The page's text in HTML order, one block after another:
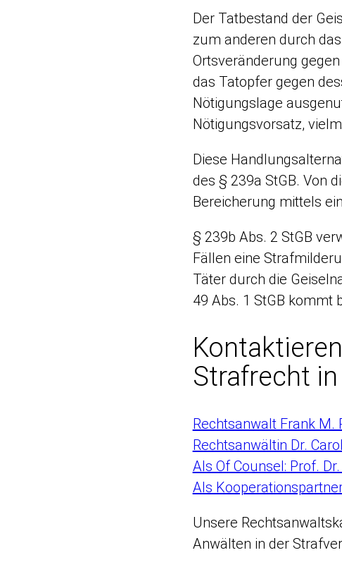
Der Tatbestand der
zum anderen durch
Ortsveränderung
das Tatopfer gegen
Nötigungslage
Nötigungsvorsatz,
Diese
des § 239a StGB. Von
Bereicherung mittels
§ 239b Abs. 2 StGB
Fällen eine
Täter durch die
49 Abs. 1 StGB kommt
Strafrecht
Rechtsanwalt Frank
Rechtsanwältin Dr.
Als Of Counsel: Prof.
Als
Unsere
Anwälten in der